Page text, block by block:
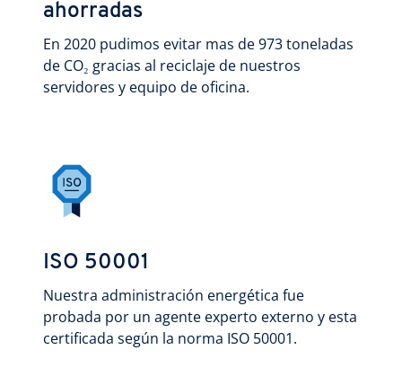
ahorradas
En 2020 pudimos evitar mas de 973 toneladas
de CO₂ gracias al reciclaje de nuestros
servidores y equipo de oficina.
ISO 50001
Nuestra administración energética fue
probada por un agente experto externo y esta
certificada según la norma ISO 50001.